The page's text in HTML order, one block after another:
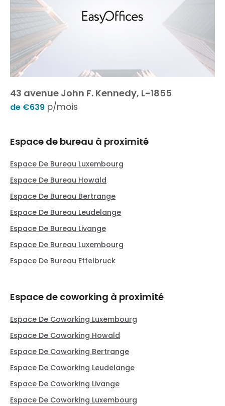
43 avenue John F. Kennedy, L-1855
de €639 p/mois
Espace de bureau à proximité
Espace De Bureau Luxembourg
Espace De Bureau Howald
Espace De Bureau Bertrange
Espace De Bureau Leudelange
Espace De Bureau Livange
Espace De Bureau Luxembourg
Espace De Bureau Ettelbruck
Espace de coworking à proximité
Espace De Coworking Luxembourg
Espace De Coworking Howald
Espace De Coworking Bertrange
Espace De Coworking Leudelange
Espace De Coworking Livange
Espace De Coworking Luxembourg